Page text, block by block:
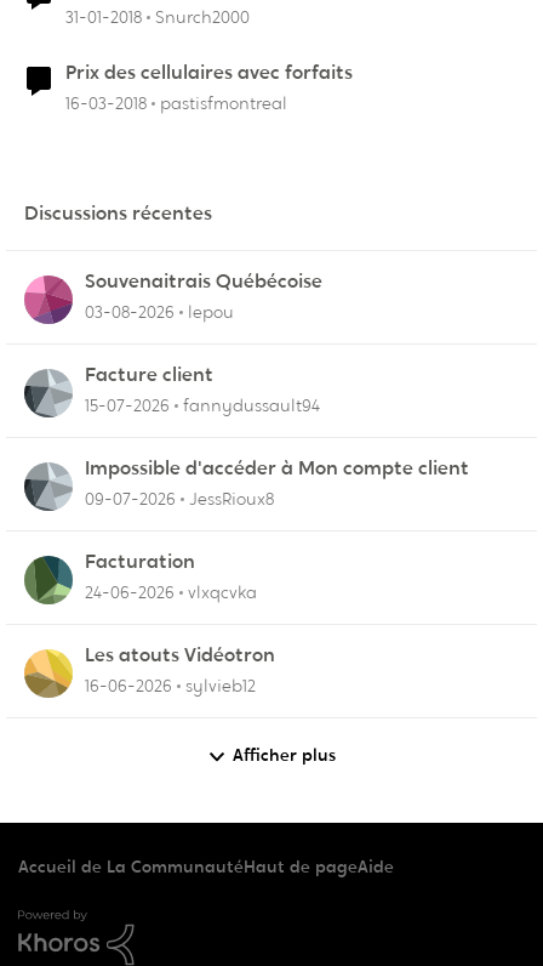
31-01-2018 Snurch2000
Prix des cellulaires avec forfaits
16-03-2018 pastisfmontreal
Discussions récentes
Souvenaitrais Québécoise
03-08-2026 lepou
Facture client
15-07-2026 fannydussault94
Impossible d'accéder à Mon compte client
09-07-2026 JessRioux8
Facturation
24-06-2026 vlxqcvka
Les atouts Vidéotron
16-06-2026 sylvieb12
Afficher plus
Accueil de La CommunautéHaut de pageAide